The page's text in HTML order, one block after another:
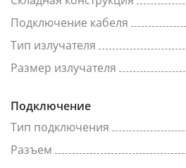
Подключение кабеля
Тип излучателя
Размер излучателя
Подключение
Тип подключения
Разъем